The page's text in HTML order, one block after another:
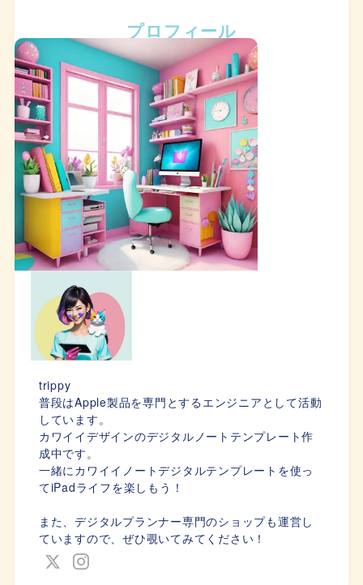
プロフィール
trippy
普段はApple製品を専門とするエンジニアとして活動
しています。
カワイイデザインのデジタルノートテンプレート作
成中です。
一緒にカワイイノートデジタルテンプレートを使っ
てiPadライフを楽しもう！
また、デジタルプランナー専門のショップも運営し
ていますので、ぜひ覗いてみてください！